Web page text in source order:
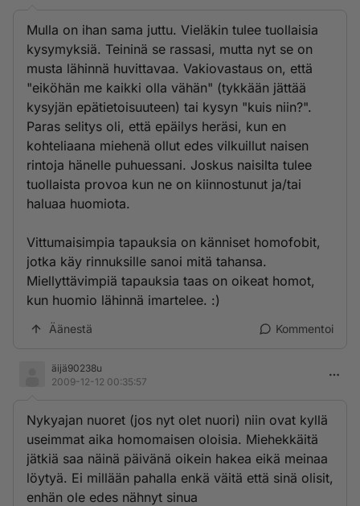
Mulla on ihan sama juttu. Vieläkin tulee tuollaisia
kysymyksiä. Teininä se rassasi, mutta nyt se on
musta lähinnä huvittavaa. Vakiovastaus on, että
"eiköhän me kaikki olla vähän" (tykkään jättää
kysyjän epätietoisuuteen) tai kysyn "kuis niin?".
Paras selitys oli, että epäilys heräsi, kun en
kohteliaana miehenä ollut edes vilkuillut naisen
rintoja hänelle puhuessani. Joskus naisilta tulee
tuollaista provoa kun ne on kiinnostunut ja/tai
haluaa huomiota.
Vittumaisimpia tapauksia on känniset homofobit,
jotka käy rinnuksille sanoi mitä tahansa.
Miellyttävimpiä tapauksia taas on oikeat homot,
kun huomio lähinnä imartelee. :)
Äänestä Kommentoi
äijä90238u
2009-12-12 00:35:57
Nykyajan nuoret (jos nyt olet nuori) niin ovat kyllä
useimmat aika homomaisen oloisia. Miehekkäitä
jätkiä saa näinä päivänä oikein hakea eikä meinaa
löytyä. Ei millään pahalla enkä väitä että sinä olisit,
enhän ole edes nähnyt sinua